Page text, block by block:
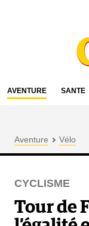
AVENTURE SANTÉ
Aventure Vélo
CYCLISME
Tour de